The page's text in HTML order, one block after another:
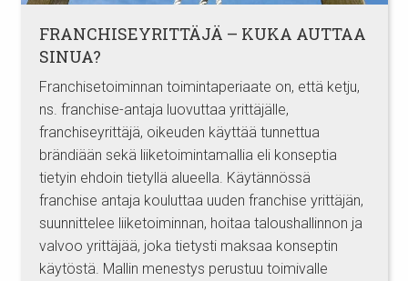
FRANCHISEYRITTÄJÄ – KUKA AUTTAA
SINUA?
Franchisetoiminnan toimintaperiaate on, että ketju,
ns. franchise-antaja luovuttaa yrittäjälle,
franchiseyrittäjä, oikeuden käyttää tunnettua
brändiään sekä liiketoimintamallia eli konseptia
tietyin ehdoin tietyllä alueella. Käytännössä
franchise antaja kouluttaa uuden franchise yrittäjän,
suunnittelee liiketoiminnan, hoitaa taloushallinnon ja
valvoo yrittäjää, joka tietysti maksaa konseptin
käytöstä. Mallin menestys perustuu toimivalle